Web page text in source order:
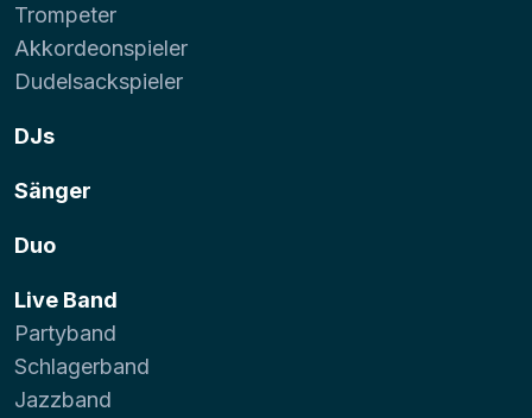
Trompeter
Akkordeonspieler
Dudelsackspieler
DJs
Sänger
Duo
Live Band
Partyband
Schlagerband
Jazzband